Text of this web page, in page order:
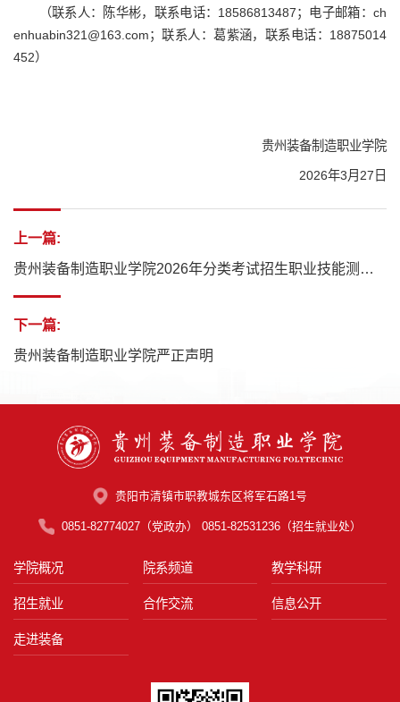
（联系人：陈华彬，联系电话：18586813487；电子邮箱：ch
enhuabin321@163.com；联系人：葛紫涵，联系电话：18875014
452）
贵州装备制造职业学院
2026年3月27日
上一篇:
贵州装备制造职业学院2026年分类考试招生职业技能测试考生须知
下一篇:
贵州装备制造职业学院严正声明
贵阳市清镇市职教城东区将军石路1号
0851-82774027（党政办） 0851-82531236（招生就业处）
学院概况 院系频道 教学科研
招生就业 合作交流 信息公开
走进装备